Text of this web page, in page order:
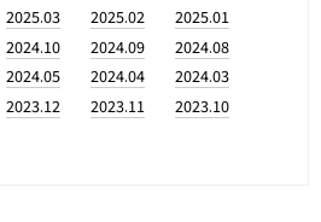
2025.03 2025.02
2025.01
2024.10 2024.09
2024.08
2024.05 2024.04
2024.03
2023.12 2023.11
2023.10